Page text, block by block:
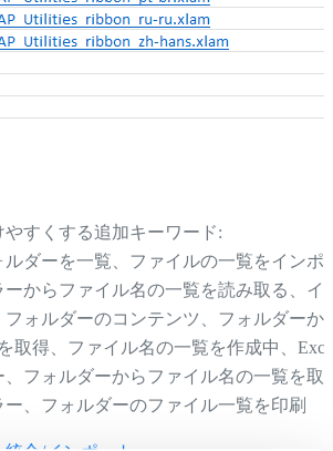
すくする追加キーワード:
ダーを一覧、ファイルの一覧をインポ
ーからファイル名の一覧を読み取る、イ
ォルダーのコンテンツ、フォルダーか
取得、ファイル名の一覧を作成中、
フォルダーからファイル名の一覧を取
、フォルダーのファイル一覧を印刷